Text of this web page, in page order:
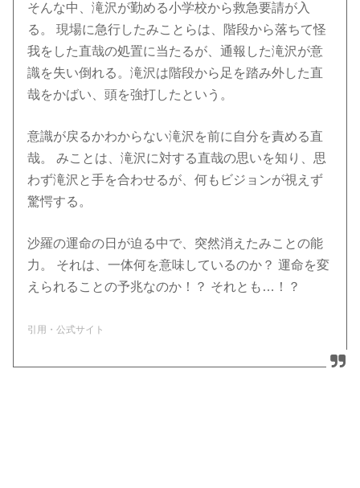
そんな中、滝沢が勤める小学校から救急要請が入
る。 現場に急行したみことらは、階段から落ちて怪
我をした直哉の処置に当たるが、通報した滝沢が意
識を失い倒れる。滝沢は階段から足を踏み外した直
哉をかばい、頭を強打したという。
意識が戻るかわからない滝沢を前に自分を責める直
哉。 みことは、滝沢に対する直哉の思いを知り、思
わず滝沢と手を合わせるが、何もビジョンが視えず
驚愕する。
沙羅の運命の日が迫る中で、突然消えたみことの能
力。 それは、一体何を意味しているのか？ 運命を変
えられることの予兆なのか！？ それとも…！？
引用・公式サイト